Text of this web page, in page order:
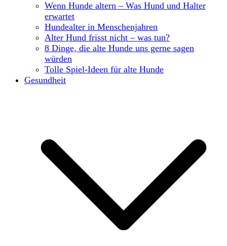
Wenn Hunde altern – Was Hund und Halter
erwartet
Hundealter in Menschenjahren
Alter Hund frisst nicht – was tun?
8 Dinge, die alte Hunde uns gerne sagen
würden
Tolle Spiel-Ideen für alte Hunde
Gesundheit